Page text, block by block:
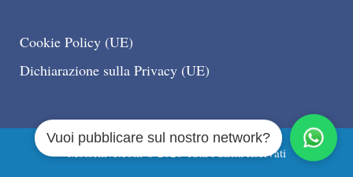
Cookie Policy (UE)
Dichiarazione sulla Privacy (UE)
Motorilive.com © 2026 Tutti i diritti riservati
Vuoi pubblicare sul nostro network?